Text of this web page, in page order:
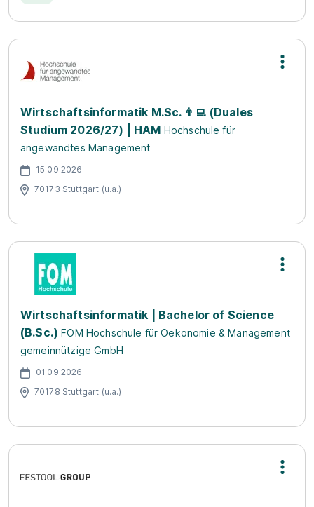
Wirtschaftsinformatik M.Sc. 👨‍💻 (Duales
Studium 2026/27) | HAM Hochschule für
angewandtes Management
15.09.2026
70173 Stuttgart (u.a.)
Wirtschaftsinformatik | Bachelor of Science
(B.Sc.) FOM Hochschule für Oekonomie & Management
gemeinnützige GmbH
01.09.2026
70178 Stuttgart (u.a.)